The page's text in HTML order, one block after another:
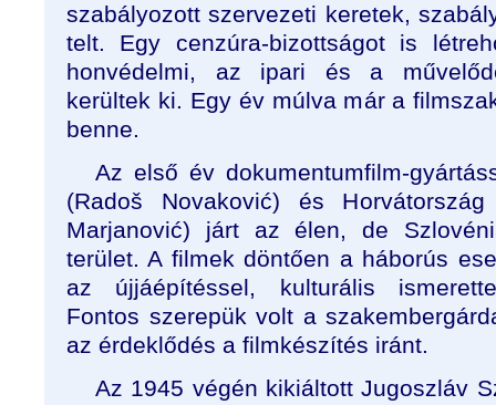
szabályozott szervezeti keretek,
telt. Egy cenzúra-bizottságot is
honvédelmi, az ipari és a
kerültek ki. Egy év múlva már a
benne.
Az első év dokumentumfilm-
(Radoš Novaković) és
Marjanović) járt az élen, de
terület. A filmek döntően a háborús
az újjáépítéssel, kulturális
Fontos szerepük volt a
az érdeklődés a filmkészítés iránt.
Az 1945 végén kikiáltott Jugoszláv